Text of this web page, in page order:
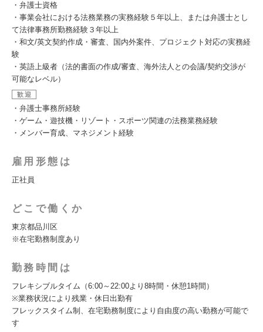
・弁護士資格
・事業会社における法務業務の実務経験５年以上、または弁護士とし
て法律事務所勤務経験３年以上
・和文/英文契約作成・審査、国内外案件、プロジェクト対応の実務経
験
・英語上級者（法的書面の作成/審査、海外法人との会議/契約交渉が
可能なレベル）
歓迎
・弁護士事務所経験
・ゲーム・遊技機・リゾート・スポーツ関連の法務業務経験
・メンバー育成、マネジメント経験
雇用形態は
正社員
どこで働くか
東京都品川区
※在宅勤務制度あり
勤務時間は
フレキシブルタイム（6:00～22:00より8時間・休憩1時間）
※業務状況により残業・休日出勤有
フレックスタイム制、在宅勤務制度により自由度の高い勤務が可能で
す